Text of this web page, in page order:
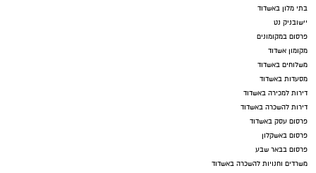
בתי מלון באשדוד
יישובניק נט
פרסום במקומונים
מקומון אשדוד
משלוחים באשדוד
מסעדות באשדוד
דירות למכירה באשדוד
דירות להשכרה באשדוד
פרסום עסק באשדוד
פרסום באשקלון
פרסום בבאר שבע
משרדים וחנויות להשכרה באשדוד